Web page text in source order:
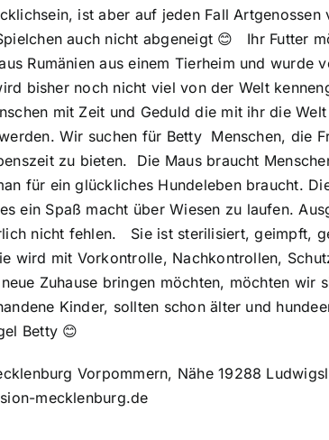
ist aber auf jeden Fall Artgenossen
auch nicht abgeneigt 😊 Ihr Futter
Rumänien aus einem Tierheim und wurde
bisher noch nicht viel von der Welt
mit Zeit und Geduld die mit ihr die
Wir suchen für Betty Menschen, die
zu bieten. Die Maus braucht
für ein glückliches Hundeleben braucht.
ein Spaß macht über Wiesen zu laufen.
nicht fehlen. Sie ist sterilisiert, geimpft,
wird mit Vorkontrolle, Nachkontrollen,
Zuhause bringen möchten, möchten wir
Kinder, sollten schon älter und
Betty 😊
Vorpommern, Nähe 19288
mecklenburg.de